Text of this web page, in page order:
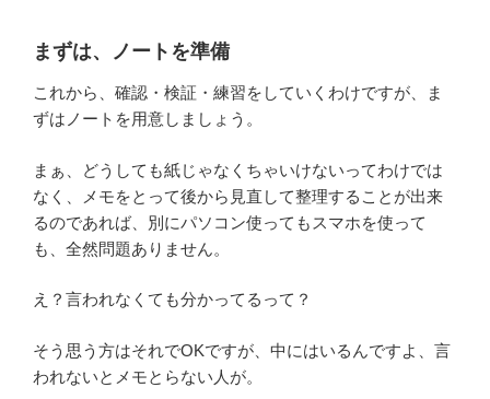
まずは、ノートを準備
これから、確認・検証・練習をしていくわけですが、ま
ずはノートを用意しましょう。
まぁ、どうしても紙じゃなくちゃいけないってわけでは
なく、メモをとって後から見直して整理することが出来
るのであれば、別にパソコン使ってもスマホを使って
も、全然問題ありません。
え？言われなくても分かってるって？
そう思う方はそれでOKですが、中にはいるんですよ、言
われないとメモとらない人が。